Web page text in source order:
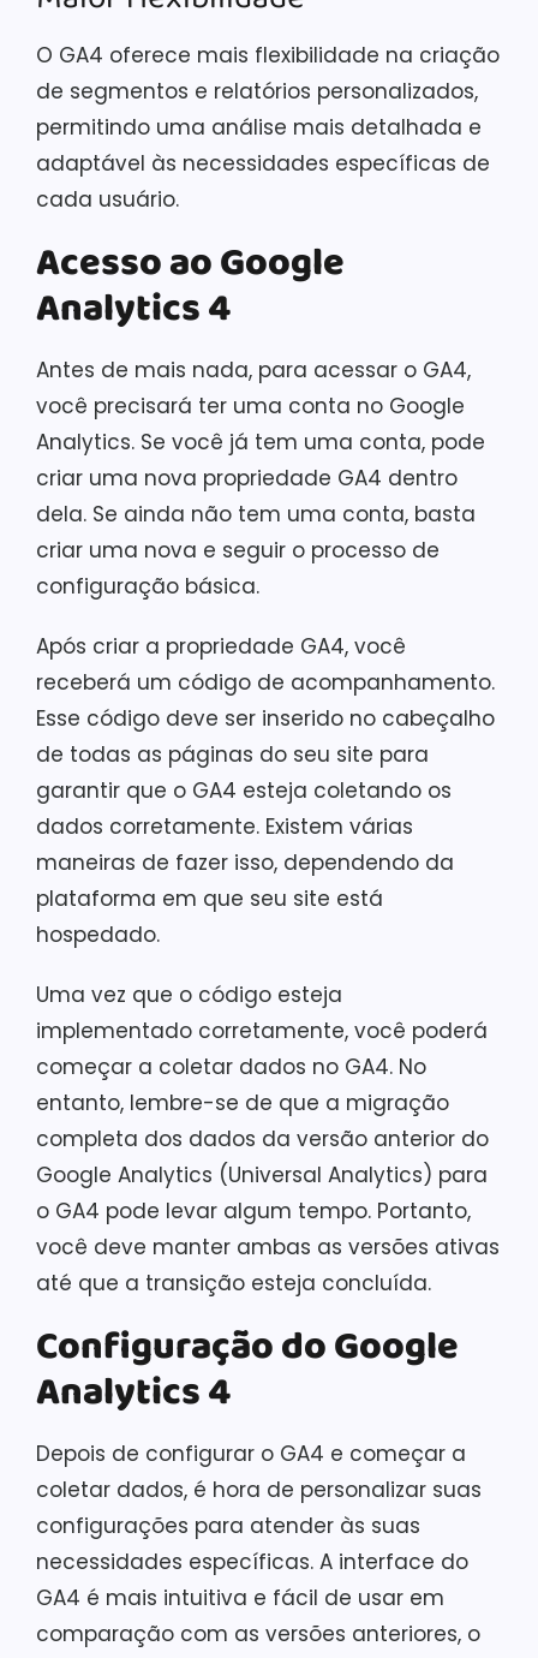
O GA4 oferece mais flexibilidade na criação
de segmentos e relatórios personalizados,
permitindo uma análise mais detalhada e
adaptável às necessidades específicas de
cada usuário.
Acesso ao Google
Analytics 4
Antes de mais nada, para acessar o GA4,
você precisará ter uma conta no Google
Analytics. Se você já tem uma conta, pode
criar uma nova propriedade GA4 dentro
dela. Se ainda não tem uma conta, basta
criar uma nova e seguir o processo de
configuração básica.
Após criar a propriedade GA4, você
receberá um código de acompanhamento.
Esse código deve ser inserido no cabeçalho
de todas as páginas do seu site para
garantir que o GA4 esteja coletando os
dados corretamente. Existem várias
maneiras de fazer isso, dependendo da
plataforma em que seu site está
hospedado.
Uma vez que o código esteja
implementado corretamente, você poderá
começar a coletar dados no GA4. No
entanto, lembre-se de que a migração
completa dos dados da versão anterior do
Google Analytics (Universal Analytics) para
o GA4 pode levar algum tempo. Portanto,
você deve manter ambas as versões ativas
até que a transição esteja concluída.
Configuração do Google
Analytics 4
Depois de configurar o GA4 e começar a
coletar dados, é hora de personalizar suas
configurações para atender às suas
necessidades específicas. A interface do
GA4 é mais intuitiva e fácil de usar em
comparação com as versões anteriores, o